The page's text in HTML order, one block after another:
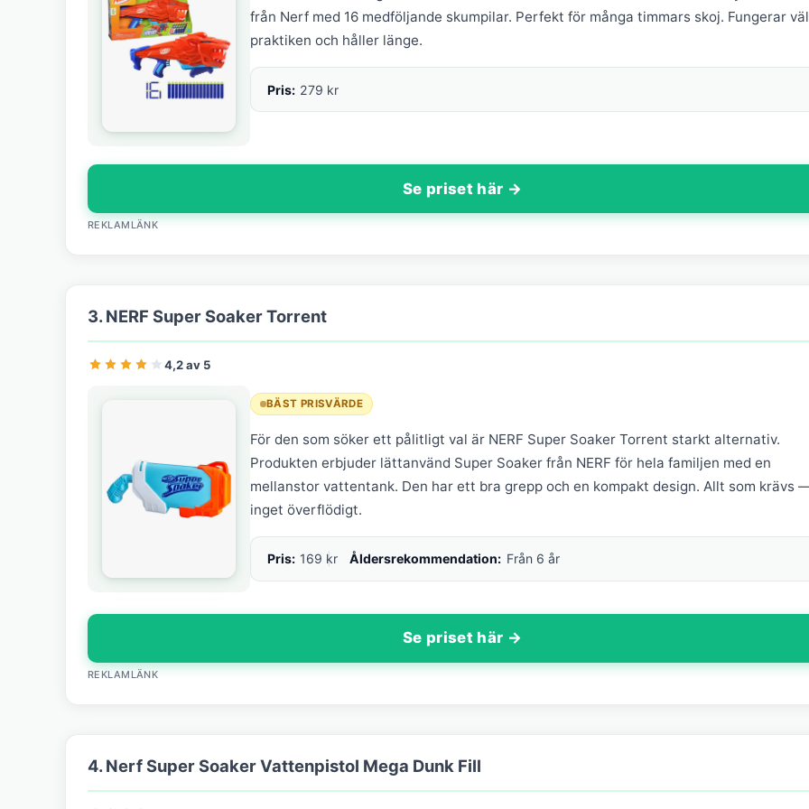
från Nerf med 16 medföljande skumpilar. Perfekt för många timmars skoj. Fungerar
praktiken och håller länge.
Pris: 279 kr
Se priset här →
REKLAMLÄNK
3. NERF Super Soaker Torrent
4,2 av 5
BÄST PRISVÄRDE
För den som söker ett pålitligt val är NERF Super Soaker Torrent starkt alternativ.
Produkten erbjuder lättanvänd Super Soaker från NERF för hela familjen med en
mellanstor vattentank. Den har ett bra grepp och en kompakt design. Allt som krävs
inget överflödigt.
Pris: 169 kr Åldersrekommendation: Från 6 år
Se priset här →
REKLAMLÄNK
4. Nerf Super Soaker Vattenpistol Mega Dunk Fill